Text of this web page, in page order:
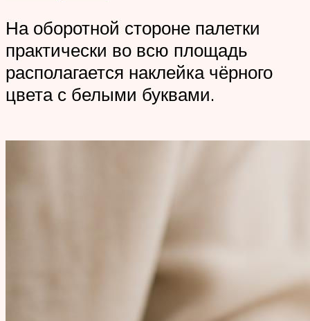
На оборотной стороне палетки
практически во всю площадь
располагается наклейка чёрного
цвета с белыми буквами.